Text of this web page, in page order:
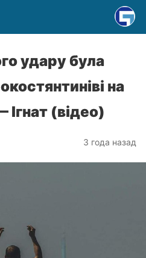
удару була
на
(відео)
3 года назад